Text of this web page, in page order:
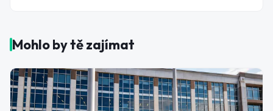
Mohlo by tě zajímat